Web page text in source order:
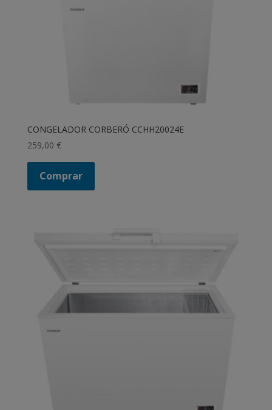
CONGELADOR CORBERÓ CCHH20024E
259,00 €
Comprar